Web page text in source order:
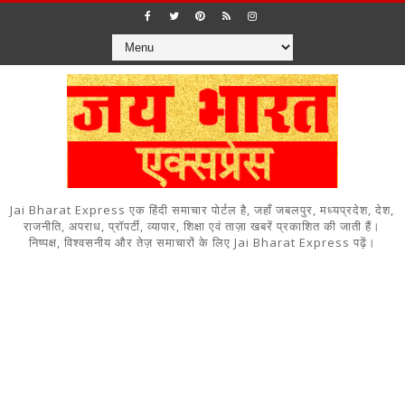
Jai Bharat Express एक हिंदी समाचार पोर्टल है, जहाँ जबलपुर, मध्यप्रदेश, देश,
राजनीति, अपराध, प्रॉपर्टी, व्यापार, शिक्षा एवं ताज़ा खबरें प्रकाशित की जाती हैं।
निष्पक्ष, विश्वसनीय और तेज़ समाचारों के लिए Jai Bharat Express पढ़ें।